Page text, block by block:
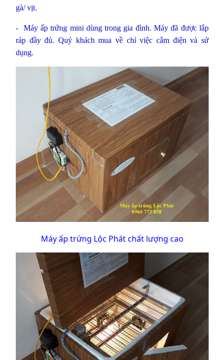
gà/ vịt.
- Máy ấp trứng mini dùng trong gia đình. Máy đã được lắp
ráp đầy đủ. Quý khách mua về chỉ việc cắm điện và sử
dụng.
Máy ấp trứng Lộc Phát chất lượng cao